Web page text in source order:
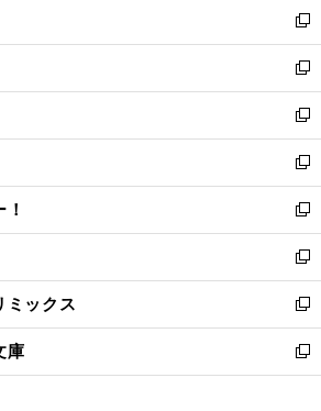
ド
ウ
で
開
く
ィ
ン
ド
ウ
で
開
く
い
ウ
ィ
ン
ド
ウ
で
開
く
新
し
い
ウ
ィ
ン
ド
ウ
で
開
く
新
し
い
ウ
ィ
ン
ド
ウ
で
開
く
新
し
い
ウ
ィ
ン
ド
ウ
で
開
く
新
し
い
ウ
ィ
ン
ド
ウ
で
開
新
し
い
ウ
ィ
ン
ド
ウ
新
し
い
ウ
ィ
ン
ミックス
新
し
い
ウ
庫
新
し